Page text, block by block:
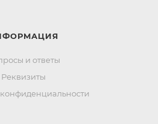
и ответы
Реквизиты